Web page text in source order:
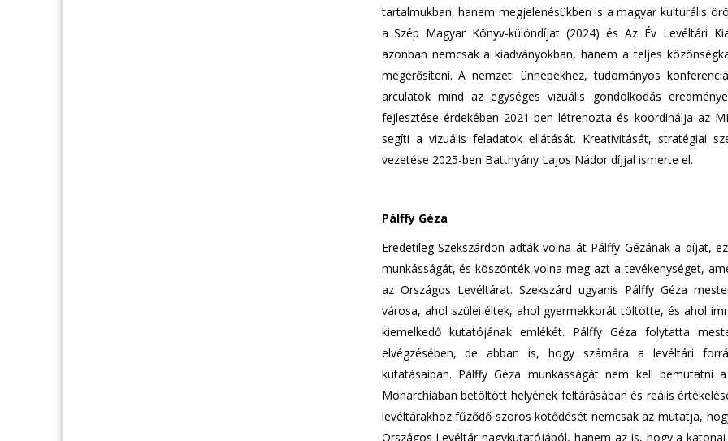
tartalmukban, hanem megjelenésükben is a magyar kulturális
a Szép Magyar Könyv-különdíjat (2024) és Az Év Levéltári
azonban nemcsak a kiadványokban, hanem a teljes
megerősíteni. A nemzeti ünnepekhez, tudományos
arculatok mind az egységes vizuális gondolkodás
fejlesztése érdekében 2021-ben létrehozta és koordinálja az
segíti a vizuális feladatok ellátását. Kreativitását, stratégiai
vezetése 2025-ben Batthyány Lajos Nádor díjjal ismerte el.
Pálffy Géza
Eredetileg Szekszárdon adták volna át Pálffy Gézának a díjat,
munkásságát, és köszönték volna meg azt a tevékenységet,
az Országos Levéltárat. Szekszárd ugyanis Pálffy Géza
városa, ahol szülei éltek, ahol gyermekkorát töltötte, és ahol
kiemelkedő kutatójának emlékét. Pálffy Géza folytatta
elvégzésében, de abban is, hogy számára a levéltári
kutatásaiban. Pálffy Géza munkásságát nem kell bemutatni
Monarchiában betöltött helyének feltárásában és reális
levéltárakhoz fűződő szoros kötődését nemcsak az mutatja,
Országos Levéltár nagykutatójából, hanem az is, hogy a